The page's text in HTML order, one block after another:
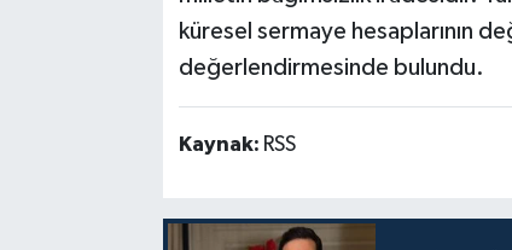
küresel sermaye hesaplarının
değerlendirmesinde bulundu.
Kaynak: RSS